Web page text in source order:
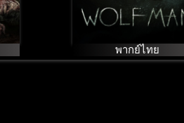
พากย์ไทย